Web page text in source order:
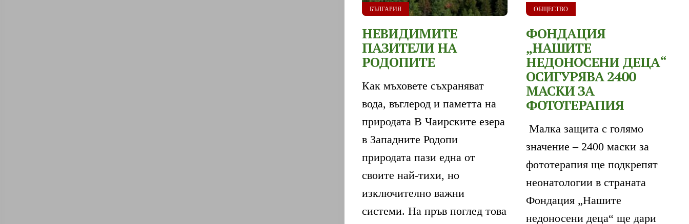
РИТУАЛИ
ОБЩЕСТВО
ПОЛЕЗНО
ПЪТЕШЕСТВИЯ
СЪБИТИЯ
И
КОМЕНТАРИ
ХРАНА
БЪЛГАРИЯ
НЕВИДИМИТЕ
ПАЗИТЕЛИ НА
РОДОПИТЕ
Как мъховете съхраняват
вода, въглерод и паметта на
природата В Чаирските езера
в Западните Родопи
природата пази една от
своите най-тихи, но
изключително важни
системи. На пръв поглед това
ОБЩЕСТВО
ФОНДАЦИЯ
„НАШИТЕ
НЕДОНОСЕНИ ДЕЦА“
ОСИГУРЯВА 2400
МАСКИ ЗА
ФОТОТЕРАПИЯ
Малка защита с голямо
значение – 2400 маски за
фототерапия ще подкрепят
неонатологии в страната
Фондация „Нашите
недоносени деца“ ще дари